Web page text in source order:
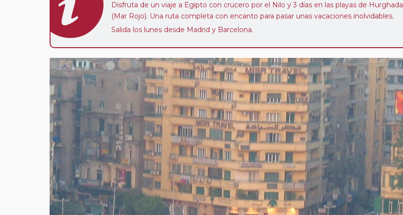
Disfruta de un viaje a Egipto con crucero por el Nilo y 3 días en las playas de Hurghada
(Mar Rojo). Una ruta completa con encanto para pasar unas vacaciones inolvidables.
Salida los lunes desde Madrid y Barcelona.